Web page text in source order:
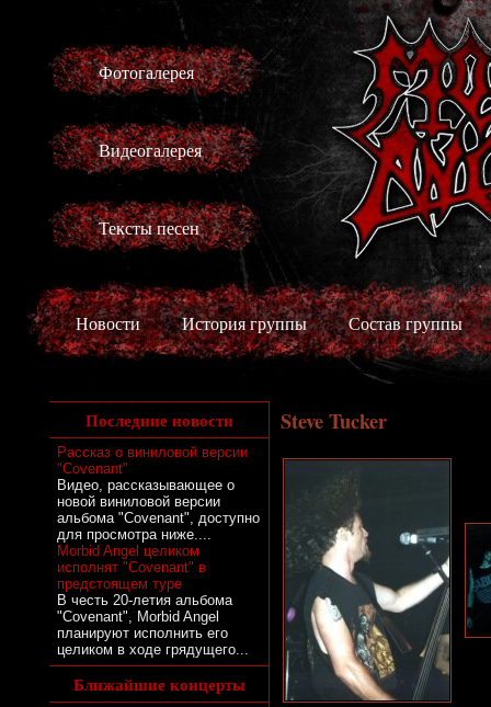
Фотогалерея
Видеогалерея
Тексты песен
Новости История группы Состав группы
Последние новости
Рассказ о виниловой версии
"Covenant"
Видео, рассказывающее о
новой виниловой версии
альбома "Covenant", доступно
для просмотра ниже....
Morbid Angel целиком
исполнят "Covenant" в
предстоящем туре
В честь 20-летия альбома
"Covenant", Morbid Angel
планируют исполнить его
целиком в ходе грядущего...
Ближайшие концерты
Steve Tucker